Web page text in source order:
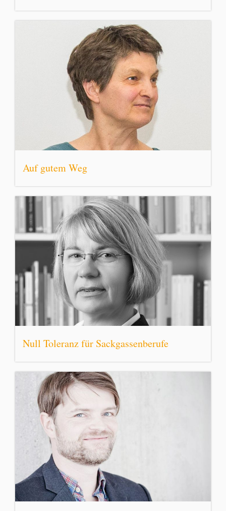
Auf gutem Weg
Null Toleranz für Sackgassenberufe